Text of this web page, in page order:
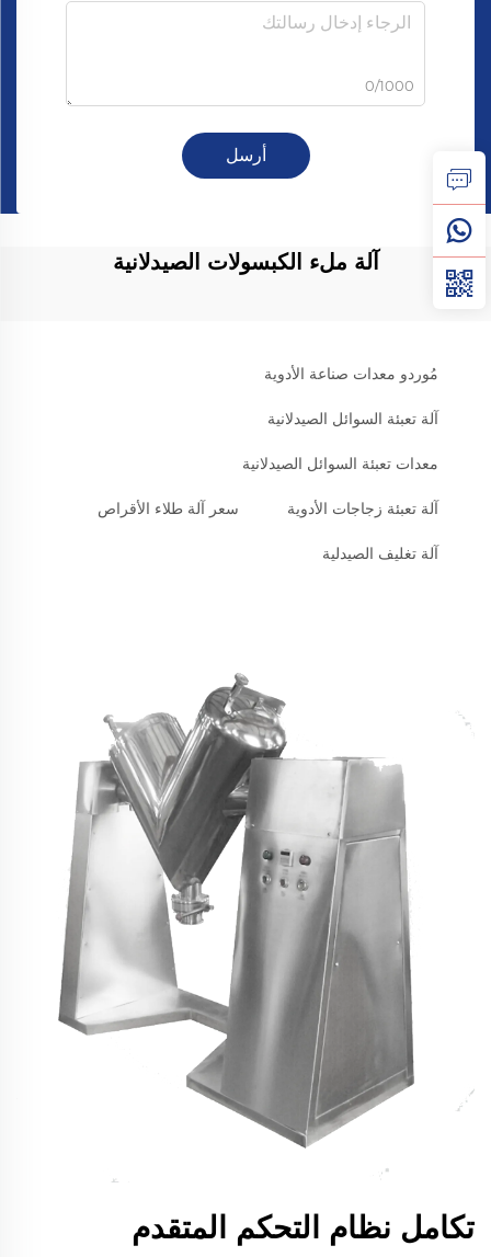
0/1000
أرسل
آلة ملء الكبسولات الصيدلانية
مُوردو معدات صناعة الأدوية
آلة تعبئة السوائل الصيدلانية
معدات تعبئة السوائل الصيدلانية
آلة تعبئة زجاجات الأدوية سعر آلة طلاء الأقراص
آلة تغليف الصيدلية
تكامل نظام التحكم المتقدم